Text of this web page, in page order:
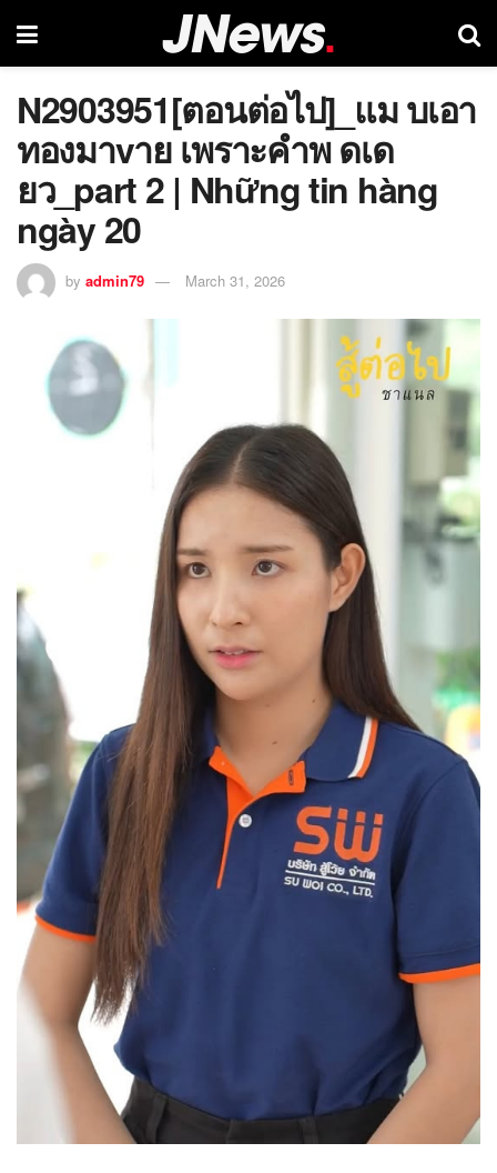
N2903951[ตอนต่อไป]_แม บเอา
ทองมาvาย เพราะคำพ ดเด
ยว_part 2 | Những tin hàng
ngày 20
by admin79 March 31, 2026